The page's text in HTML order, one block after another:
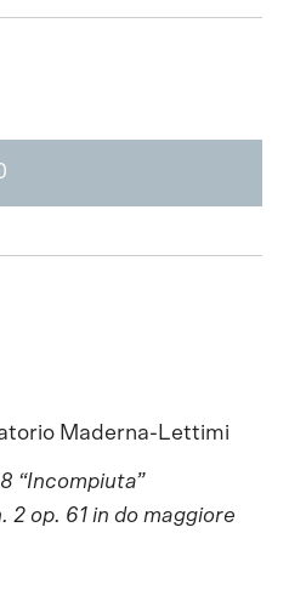
Maderna-Lettimi
“Incompiuta”
2 op. 61 in do maggiore